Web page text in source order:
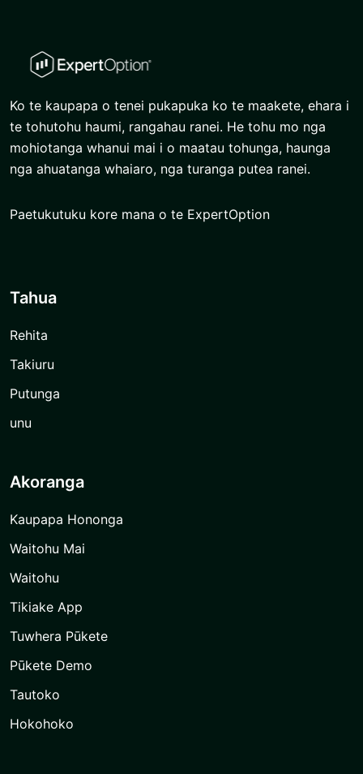
Ko te kaupapa o tenei pukapuka ko te maakete, ehara i
te tohutohu haumi, rangahau ranei. He tohu mo nga
mohiotanga whanui mai i o maatau tohunga, haunga
nga ahuatanga whaiaro, nga turanga putea ranei.
Paetukutuku kore mana o te ExpertOption
Tahua
Rehita
Takiuru
Putunga
unu
Akoranga
Kaupapa Hononga
Waitohu Mai
Waitohu
Tikiake App
Tuwhera Pūkete
Pūkete Demo
Tautoko
Hokohoko